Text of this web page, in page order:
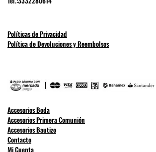
Políticas de Privacidad
Política de Devoluciones y Reembolsos
Accesorios Boda
Accesorios Primera Comunión
Accesorios Bautizo
Contacto
Mi Cuenta